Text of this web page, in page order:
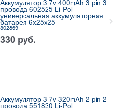
Аккумулятор 3.7v 400mAh 3 pin 3
провода 602525 Li-Pol
универсальная аккумуляторная
батарея 6x25x25
302869
330 руб.
Аккумулятор 3.7v 320mAh 2 pin 2
провода 551830 Li-Pol